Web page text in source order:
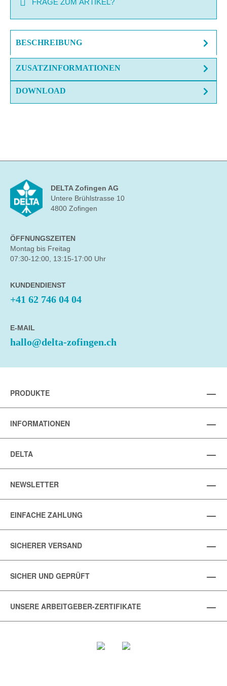
FRAGE ZUM ARTIKEL?
BESCHREIBUNG
ZUSATZINFORMATIONEN
DOWNLOAD
DELTA Zofingen AG
Untere Brühlstrasse 10
4800 Zofingen
ÖFFNUNGSZEITEN
Montag bis Freitag
07:30-12:00, 13:15-17:00 Uhr
KUNDENDIENST
+41 62 746 04 04
E-MAIL
hallo@delta-zofingen.ch
PRODUKTE
INFORMATIONEN
DELTA
NEWSLETTER
EINFACHE ZAHLUNG
SICHERER VERSAND
SICHER UND GEPRÜFT
UNSERE ARBEITGEBER-ZERTIFIKATE